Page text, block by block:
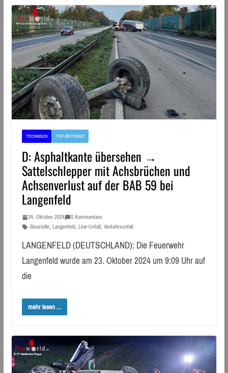
TECHNISCH TOP-BEITRÄGE
D: Asphaltkante übersehen →
Sattelschlepper mit Achsbrüchen und
Achsenverlust auf der BAB 59 bei
Langenfeld
24. Oktober 2024
0 Kommentare
Baustelle, Langenfeld, Lkw-Unfall, Verkehrsunfall
LANGENFELD (DEUTSCHLAND): Die Feuerwehr
Langenfeld wurde am 23. Oktober 2024 um 9:09 Uhr auf
die
mehr lesen ...